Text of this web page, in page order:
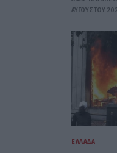
ΑΥΓΟΎΣΤΟΥ
ΕΛΛΆΔΑ